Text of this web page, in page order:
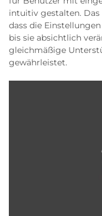
intuitiv gestalten. Das
dass die
bis sie absichtlich
gleichmäßige
gewährleistet.